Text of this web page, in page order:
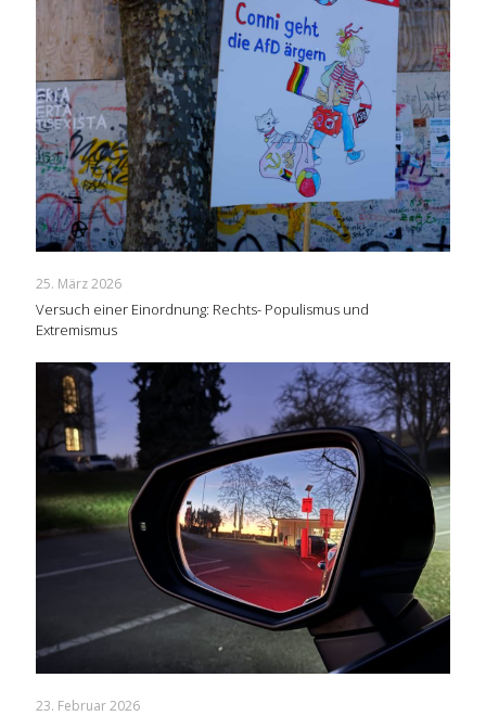
25. März 2026
Versuch einer Einordnung: Rechts- Populismus und
Extremismus
23. Februar 2026